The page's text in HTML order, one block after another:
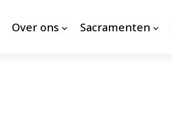
Over ons Sacramenten